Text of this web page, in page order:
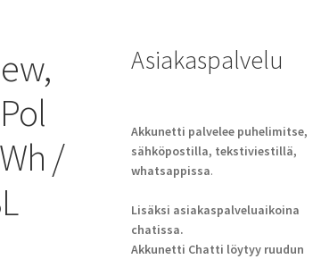
/
Asiakaspalvelu
Akkunetti palvelee puhelimitse,
sähköpostilla, tekstiviestillä,
whatsappissa.
Lisäksi asiakaspalveluaikoina
chatissa.
Akkunetti Chatti löytyy ruudun